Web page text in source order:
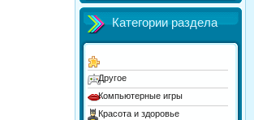
Категории раздела
Другое
Компьютерные игры
Красота и здоровье